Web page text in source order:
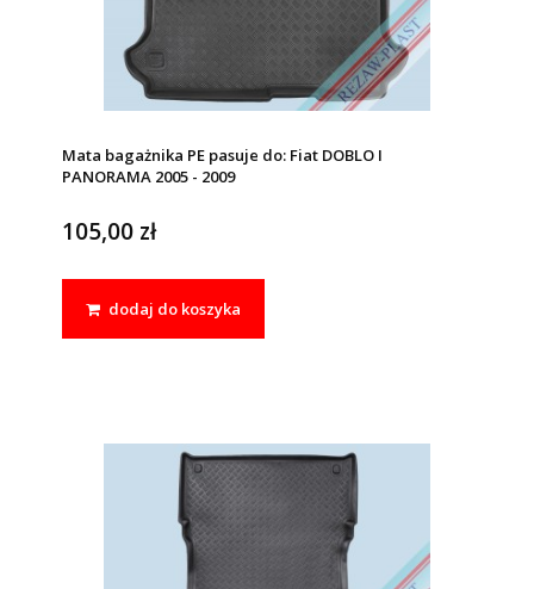
Mata bagażnika PE pasuje do: Fiat DOBLO I
PANORAMA 2005 - 2009
105,00 zł
dodaj do koszyka